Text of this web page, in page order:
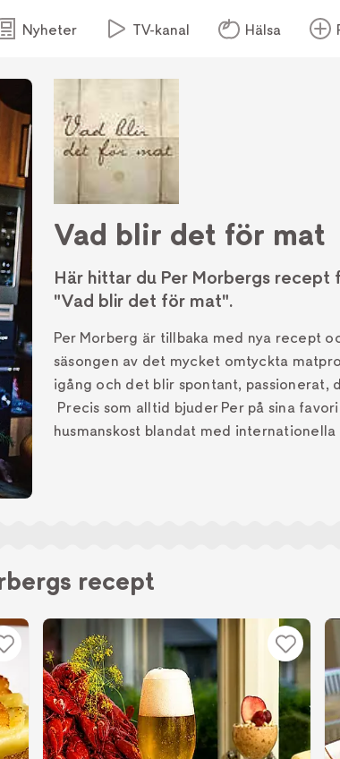
Nyheter TV-kanal Hälsa
Vad blir det för mat
Här hittar du Per Morbergs
"Vad blir det för mat".
Per Morberg är tillbaka med nya recept
säsongen av det mycket omtyckta
igång och det blir spontant, passionerat,
Precis som alltid bjuder Per på sina
husmanskost blandat med internationella
recept